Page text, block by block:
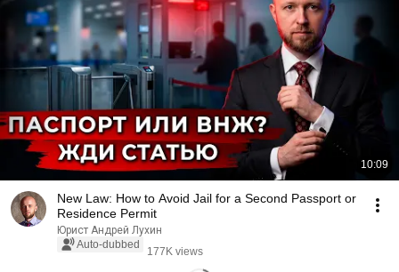
10:09
New Law: How to Avoid Jail for a Second Passport or
Residence Permit
Юрист Андрей Лухин
Auto-dubbed
177K views